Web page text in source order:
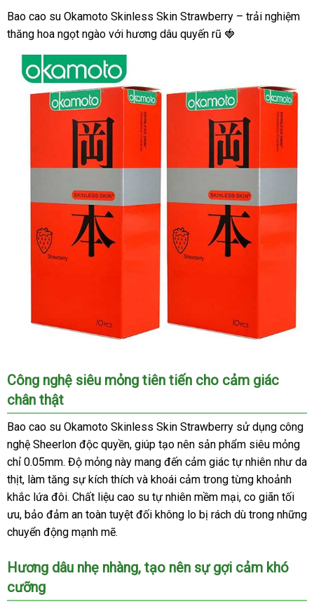
Bao cao su Okamoto Skinless Skin Strawberry – trải nghiệm
thăng hoa ngọt ngào với hương dâu quyến rũ 🍓
Bao
cao
su
Okamoto
Skinless
hương
dâu
mỏng
mềm
mịn
quyến
rũ
Công nghệ siêu mỏng tiên tiến cho cảm giác
chân thật
Bao cao su Okamoto Skinless Skin Strawberry sử dụng công
nghệ Sheerlon độc quyền, giúp tạo nên sản phẩm siêu mỏng
chỉ 0.05mm. Độ mỏng này mang đến cảm giác tự nhiên như da
thịt, làm tăng sự kích thích và khoái cảm trong từng khoảnh
khắc lứa đôi. Chất liệu cao su tự nhiên mềm mại, co giãn tối
ưu, bảo đảm an toàn tuyệt đối không lo bị rách dù trong những
chuyển động mạnh mẽ.
Hương dâu nhẹ nhàng, tạo nên sự gợi cảm khó
cưỡng